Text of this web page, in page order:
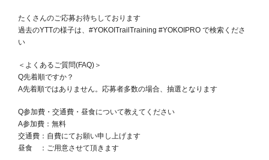
たくさんのご応募お待ちしております
過去のYTTの様子は、#YOKOITrailTraining #YOKOIPRO で検索くださ
い
＜よくあるご質問(FAQ)＞
Q先着順ですか？
A先着順ではありません。応募者多数の場合、抽選となります
Q参加費・交通費・昼食について教えてください
A参加費：無料
交通費：自費にてお願い申し上げます
昼食 ：ご用意させて頂きます